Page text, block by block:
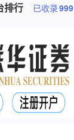
排行 已收录999